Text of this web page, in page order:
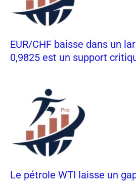
EUR/CHF baisse dans un
0,9825 est un support
Le pétrole WTI laisse un